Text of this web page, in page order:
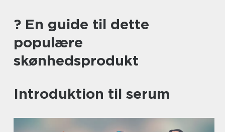
? En guide til dette
populære
skønhedsprodukt
Introduktion til serum